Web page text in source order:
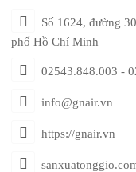
Số 1624, đường
phố Hồ Chí Minh
02543.848.003 -
info@gnair.vn
https://gnair.vn